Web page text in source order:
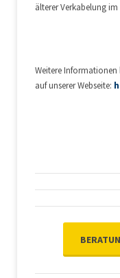
älterer Verkabelung
Weitere Informationen
auf unserer Webseite: